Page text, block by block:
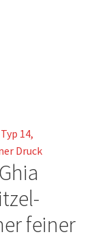
feiner